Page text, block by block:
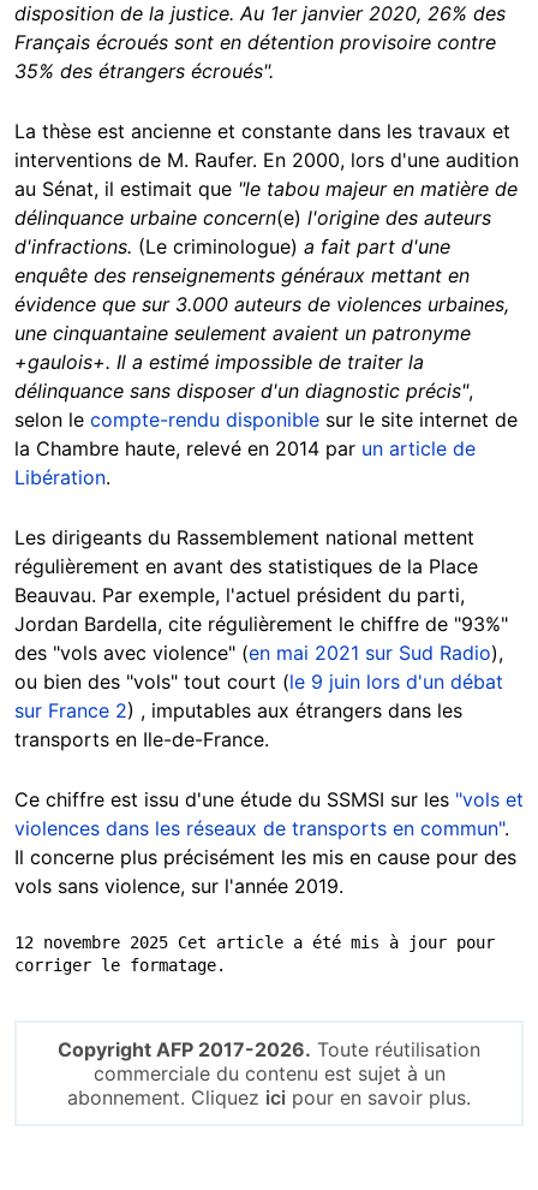
disposition de la justice. Au 1er janvier 2020, 26% des
Français écroués sont en détention provisoire contre
35% des étrangers écroués".
La thèse est ancienne et constante dans les travaux et
interventions de M. Raufer. En 2000, lors d'une audition
au Sénat, il estimait que "le tabou majeur en matière de
délinquance urbaine concern(e) l'origine des auteurs
d'infractions. (Le criminologue) a fait part d'une
enquête des renseignements généraux mettant en
évidence que sur 3.000 auteurs de violences urbaines,
une cinquantaine seulement avaient un patronyme
+gaulois+. Il a estimé impossible de traiter la
délinquance sans disposer d'un diagnostic précis",
selon le compte-rendu disponible sur le site internet de
la Chambre haute, relevé en 2014 par un article de
Libération.
Les dirigeants du Rassemblement national mettent
régulièrement en avant des statistiques de la Place
Beauvau. Par exemple, l'actuel président du parti,
Jordan Bardella, cite régulièrement le chiffre de "93%"
des "vols avec violence" (en mai 2021 sur Sud Radio),
ou bien des "vols" tout court (le 9 juin lors d'un débat
sur France 2) , imputables aux étrangers dans les
transports en Ile-de-France.
Ce chiffre est issu d'une étude du SSMSI sur les "vols et
violences dans les réseaux de transports en commun".
Il concerne plus précisément les mis en cause pour des
vols sans violence, sur l'année 2019.
12 novembre 2025 Cet article a été mis à jour pour
corriger le formatage.
Copyright AFP 2017-2026. Toute réutilisation
commerciale du contenu est sujet à un
abonnement. Cliquez ici pour en savoir plus.